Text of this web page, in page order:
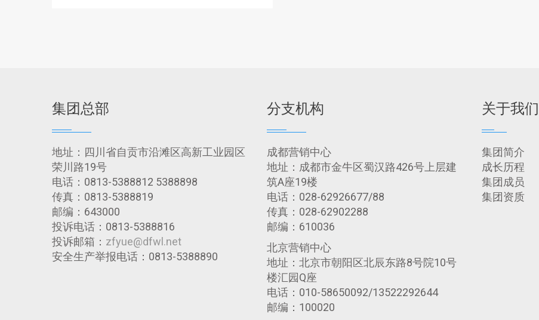
集团总部
地址：四川省自贡市沿滩区高新工业园区
荣川路19号
电话：0813-5388812 5388898
传真：0813-5388819
邮编：643000
投诉电话：0813-5388816
投诉邮箱： zfyue@dfwl.net
安全生产举报电话：0813-5388890
分支机构
成都营销中心
地址：成都市金牛区蜀汉路426号上层建
筑A座19楼
电话：028-62926677/88
传真：028-62902288
邮编：610036
北京营销中心
地址：北京市朝阳区北辰东路8号院10号
楼汇园Q座
电话：010-58650092/13522292644
邮编：100020
关于我们
集团简介
成长历程
集团成员
集团资质